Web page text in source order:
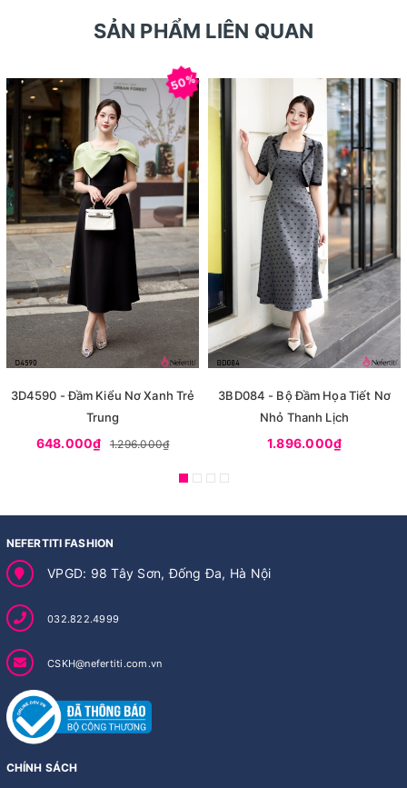
SẢN PHẨM LIÊN QUAN
50%
3D4590 - Đầm Kiểu Nơ Xanh Trẻ
Trung
648.000₫ 1.296.000₫
3BD084 - Bộ Đầm Họa Tiết Nơ
Nhỏ Thanh Lịch
1.896.000₫
NEFERTITI FASHION
VPGD: 98 Tây Sơn, Đống Đa, Hà Nội
032.822.4999
CSKH@nefertiti.com.vn
CHÍNH SÁCH